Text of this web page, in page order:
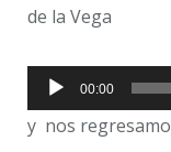
de la Vega
Reproductor
de
audio
00:00
y nos